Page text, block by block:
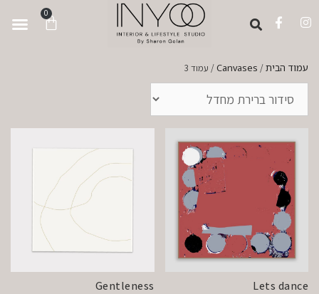
0
עמוד הבית/
Canvases/ עמוד 3
Lets dance
Gentleness